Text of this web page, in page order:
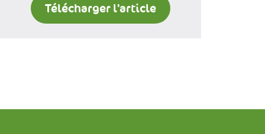
Télécharger l'article